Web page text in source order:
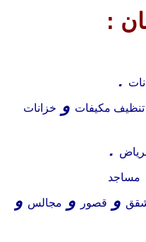
:
.
تنظيف مكيفات و خزانات
.
مساجد
و قصور و مجالس و